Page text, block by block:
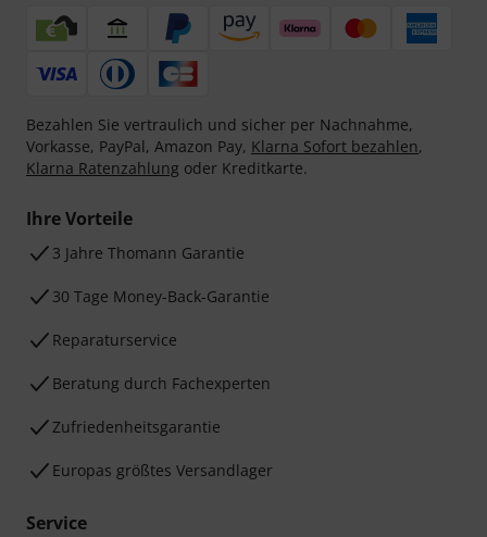
Bezahlen Sie vertraulich und sicher per Nachnahme,
Vorkasse, PayPal, Amazon Pay, Klarna Sofort bezahlen,
Klarna Ratenzahlung oder Kreditkarte.
Ihre Vorteile
3 Jahre Thomann Garantie
30 Tage Money-Back-Garantie
Reparaturservice
Beratung durch Fachexperten
Zufriedenheitsgarantie
Europas größtes Versandlager
Service